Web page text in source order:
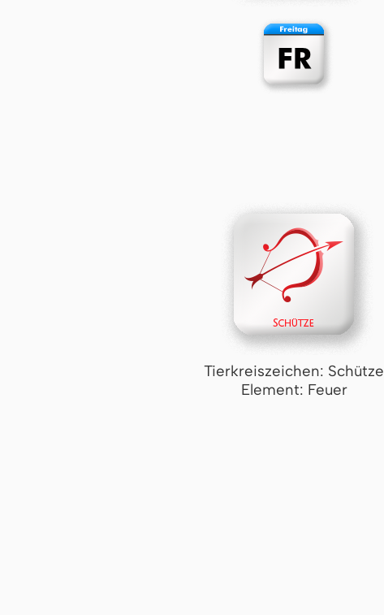
Tierkreiszeichen: Schütze
Element: Feuer